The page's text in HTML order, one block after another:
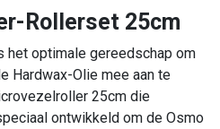
Rollerset 25cm
het optimale gereedschap om
Hardwax-Olie mee aan te
25cm die
ontwikkeld om de Osmo